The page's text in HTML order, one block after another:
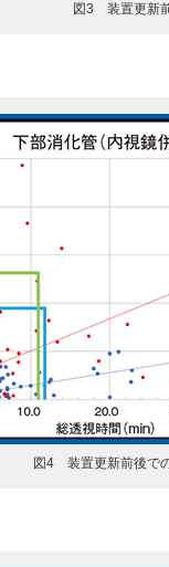
図3 装置更新
図4 装置更新前後で